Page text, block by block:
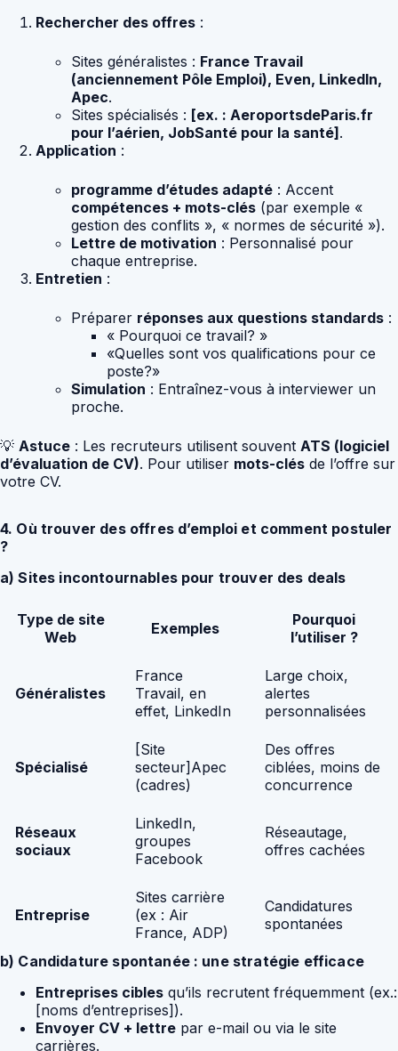
Rechercher des offres :
Sites généralistes : France Travail
(anciennement Pôle Emploi), Even, LinkedIn,
Apec.
Sites spécialisés : [ex. : AeroportsdeParis.fr
pour l’aérien, JobSanté pour la santé].
Application :
programme d’études adapté : Accent
compétences + mots-clés (par exemple «
gestion des conflits », « normes de sécurité »).
Lettre de motivation : Personnalisé pour
chaque entreprise.
Entretien :
Préparer réponses aux questions standards :
« Pourquoi ce travail? »
«Quelles sont vos qualifications pour ce
poste?»
Simulation : Entraînez-vous à interviewer un
proche.
💡 Astuce : Les recruteurs utilisent souvent ATS (logiciel
d’évaluation de CV). Pour utiliser mots-clés de l’offre sur
votre CV.
4. Où trouver des offres d’emploi et comment postuler
?
a) Sites incontournables pour trouver des deals
Type de site
Web
Exemples
Pourquoi
l’utiliser ?
Généralistes
France
Travail, en
effet, LinkedIn
Large choix,
alertes
personnalisées
Spécialisé
[Site
secteur]Apec
(cadres)
Des offres
ciblées, moins de
concurrence
Réseaux
sociaux
LinkedIn,
groupes
Facebook
Réseautage,
offres cachées
Entreprise
Sites carrière
(ex : Air
France, ADP)
Candidatures
spontanées
b) Candidature spontanée : une stratégie efficace
Entreprises cibles qu’ils recrutent fréquemment (ex.:
[noms d’entreprises]).
Envoyer CV + lettre par e-mail ou via le site
carrières.